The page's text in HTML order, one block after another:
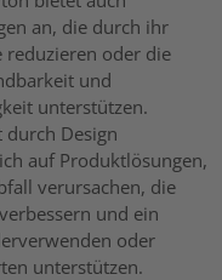
an, die durch ihr
reduzieren oder die
und
unterstützen.
durch Design
auf Produktlösungen,
verursachen, die
und ein
oder
unterstützen.